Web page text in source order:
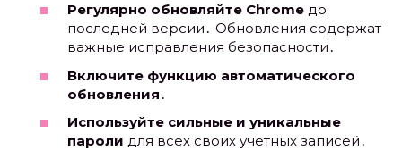
Регулярно обновляйте Chrome до
последней версии․ Обновления содержат
важные исправления безопасности․
Включите функцию автоматического
обновления ․
Используйте сильные и уникальные
пароли для всех своих учетных записей․